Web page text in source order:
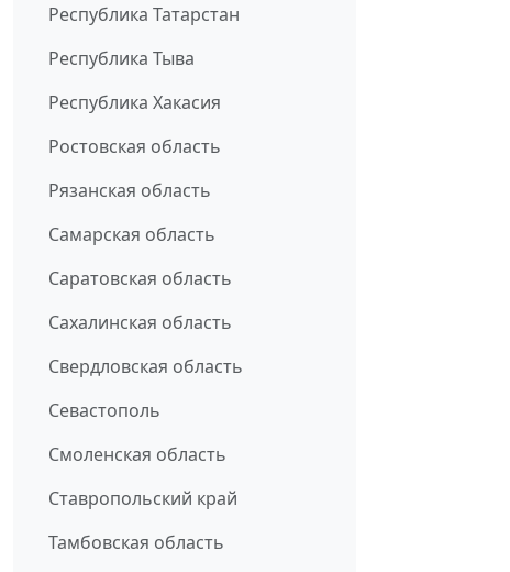
Республика Татарстан
Республика Тыва
Республика Хакасия
Ростовская область
Рязанская область
Самарская область
Саратовская область
Сахалинская область
Свердловская область
Севастополь
Смоленская область
Ставропольский край
Тамбовская область